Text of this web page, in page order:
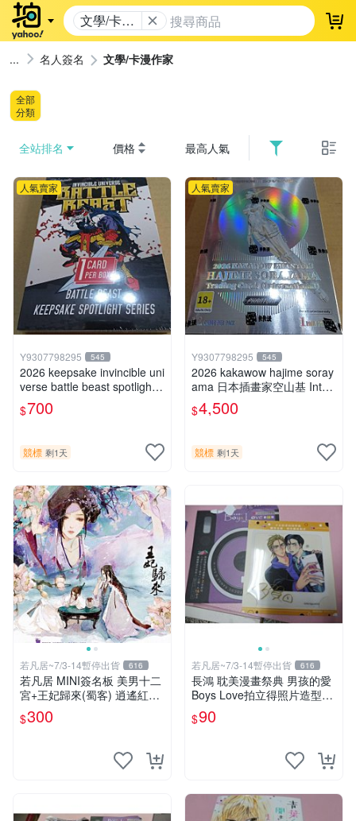
文學/卡漫
作家
登
名人簽名 文學/卡漫作家
全部
分類
全站排名 價格 最高人氣
人氣賣家
Y9307798295 545
2026 keepsake invincible uni
verse battle beast spotlight
戰鬥野獸簽名盒卡
$700
競標 剩1天
人氣賣家
Y9307798295 545
2026 kakawow hajime soray
ama 日本插畫家空山基 Inter
national國際版官方收藏簽名
盒卡
$4,500
競標 剩1天
若凡居~7/3-14暫停出貨 616
若凡居 MINI簽名板 美男十二
宮+王妃歸來(蜀客) 逍遙紅塵
&貓君笑豬&何何舞 親筆簽名
簽名板
$300
若凡居~7/3-14暫停出貨 616
長鴻 耽美漫畫祭典 男孩的愛
Boys Love拍立得照片造型透
卡 第二彈 不良的津田同學和
輔導老師.增田關係很差
$90